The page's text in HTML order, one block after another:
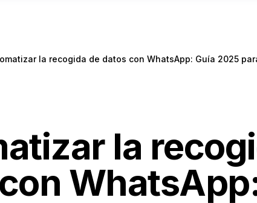
la recogida de datos con WhatsApp: Guía 2025
la